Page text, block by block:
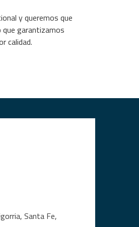
y queremos que
garantizamos
calidad.
Santa Fe,